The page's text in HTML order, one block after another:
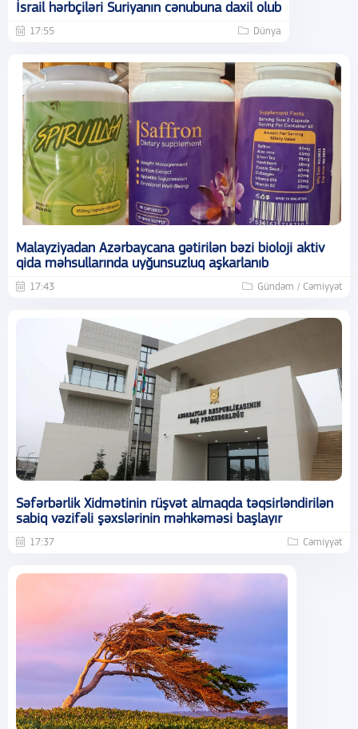
İsrail hərbçiləri Suriyanın cənubuna daxil olub
17:55 Dünya
Malayziyadan Azərbaycana gətirilən bəzi bioloji aktiv
qida məhsullarında uyğunsuzluq aşkarlanıb
17:43 Gündəm / Cəmiyyət
Səfərbərlik Xidmətinin rüşvət almaqda təqsirləndirilən
sabiq vəzifəli şəxslərinin məhkəməsi başlayır
17:37 Cəmiyyət